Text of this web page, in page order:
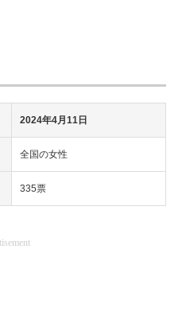
2024年4月11日
全国の女性
335票